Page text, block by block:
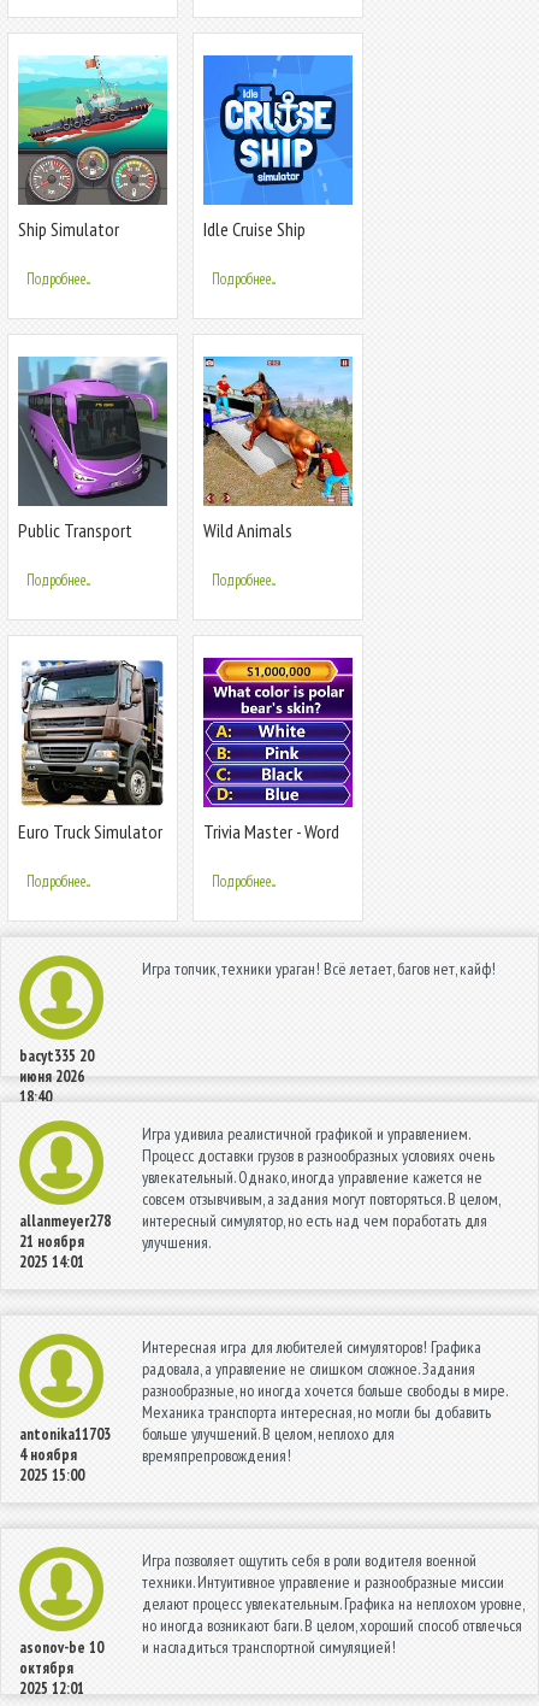
Ship Simulator
Подробнее...
Idle Cruise Ship
Подробнее...
Public Transport
Подробнее...
Wild Animals
Simulator:Animal
Rescue Sim
Подробнее...
Euro Truck Simulator
Transport
Подробнее...
Trivia Master - Word
Подробнее...
bacyt335 20
июня 2026
18:40
Игра топчик, техники ураган! Всё летает, багов нет, кайф!
allanmeyer278
21 ноября
2025 14:01
Игра удивила реалистичной графикой и управлением.
Процесс доставки грузов в разнообразных условиях очень
увлекательный. Однако, иногда управление кажется не
совсем отзывчивым, а задания могут повторяться. В целом,
интересный симулятор, но есть над чем поработать для
улучшения.
antonika11703
4 ноября
2025 15:00
Интересная игра для любителей симуляторов! Графика
радовала, а управление не слишком сложное. Задания
разнообразные, но иногда хочется больше свободы в мире.
Механика транспорта интересная, но могли бы добавить
больше улучшений. В целом, неплохо для
времяпрепровождения!
asonov-be 10
октября
2025 12:01
Игра позволяет ощутить себя в роли водителя военной
техники. Интуитивное управление и разнообразные миссии
делают процесс увлекательным. Графика на неплохом уровне,
но иногда возникают баги. В целом, хороший способ отвлечься
и насладиться транспортной симуляцией!